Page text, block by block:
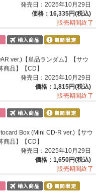
発売日：2025年10月29日
価格：16,335円(税込)
販売期間終了
ver.)【単品ランダム】【サウ
品】【CD】
発売日：2025年10月29日
価格：1,815円(税込)
販売期間終了
Box (Mini CD-R ver.)【サウ
品】【CD】
発売日：2025年10月29日
価格：1,650円(税込)
販売期間終了